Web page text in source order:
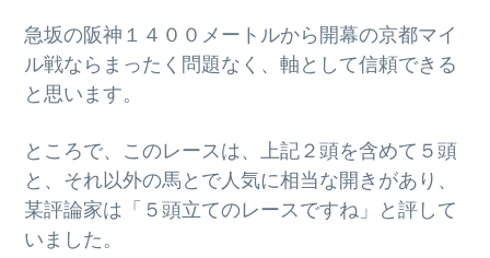
急坂の阪神１４００メートルから開幕の京都マイ
ル戦ならまったく問題なく、軸として信頼できる
と思います。
ところで、このレースは、上記２頭を含めて５頭
と、それ以外の馬とで人気に相当な開きがあり、
某評論家は「５頭立てのレースですね」と評して
いました。